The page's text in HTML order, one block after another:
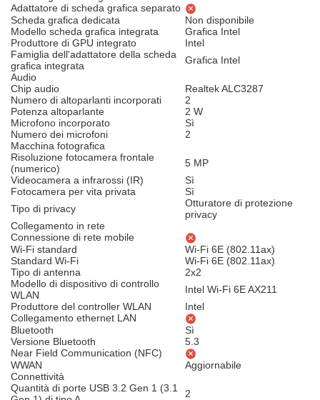
Adattatore di scheda grafica separato
Scheda grafica dedicata
Non disponibile
Modello scheda grafica integrata
Grafica Intel
Produttore di GPU integrato
Intel
Famiglia dell'adattatore della scheda
grafica integrata
Grafica Intel
Audio
Chip audio
Realtek ALC3287
Numero di altoparlanti incorporati
2
Potenza altoparlante
2 W
Microfono incorporato
Sì
Numero dei microfoni
2
Macchina fotografica
Risoluzione fotocamera frontale
(numerico)
5 MP
Videocamera a infrarossi (IR)
Sì
Fotocamera per vita privata
Sì
Tipo di privacy
Otturatore di protezione
privacy
Collegamento in rete
Connessione di rete mobile
Wi-Fi standard
Wi-Fi 6E (802.11ax)
Standard Wi-Fi
Wi-Fi 6E (802.11ax)
Tipo di antenna
2x2
Modello di dispositivo di controllo
WLAN
Intel Wi-Fi 6E AX211
Produttore del controller WLAN
Intel
Collegamento ethernet LAN
Bluetooth
Sì
Versione Bluetooth
5.3
Near Field Communication (NFC)
WWAN
Aggiornabile
Connettività
Quantità di porte USB 3.2 Gen 1 (3.1
2